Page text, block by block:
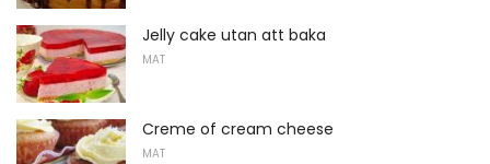
Jelly cake utan att baka
MAT
Creme of cream cheese
MAT